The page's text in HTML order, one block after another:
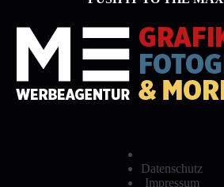
Datenschutz
Impressum